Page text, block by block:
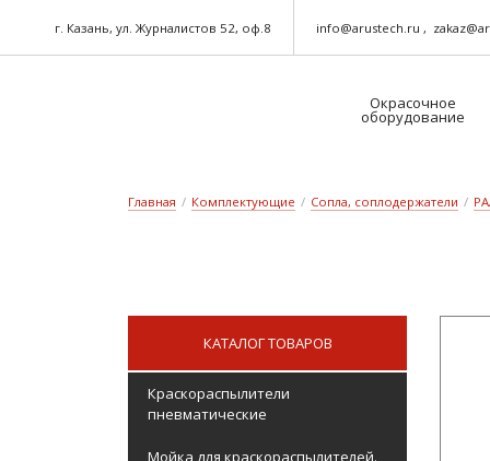
г. Казань, ул. Журналистов 52, оф.8 info@arustech.ru
Окрасочное
оборудование
Главная / Комплектующие / Сопла, соплодержатели /
КАТАЛОГ ТОВАРОВ
Краскораспылители
пневматические
Мойка для краскораспылителей.